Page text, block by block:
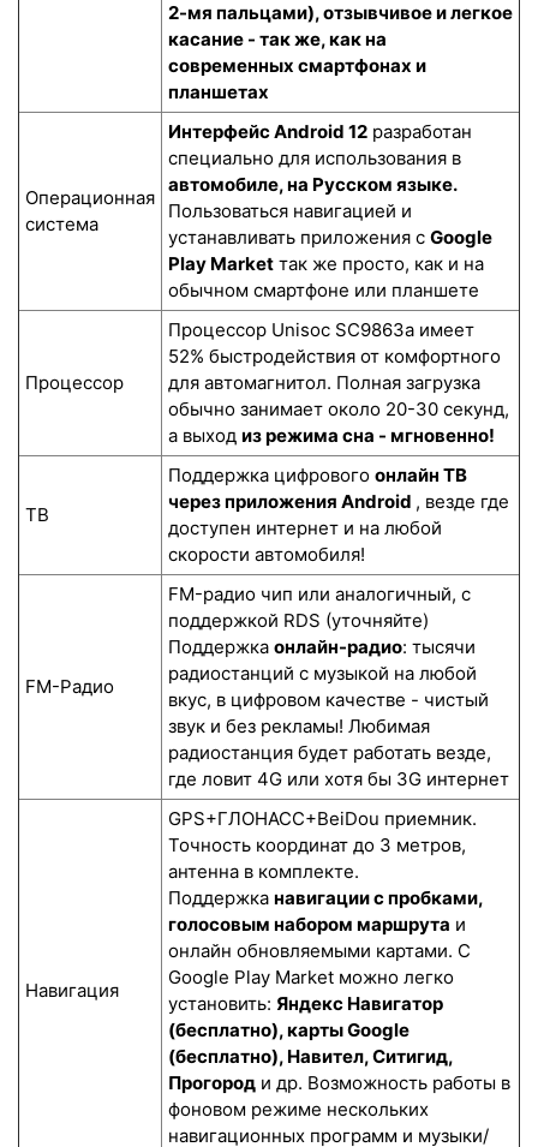
2-мя пальцами), отзывчивое и легкое
касание - так же, как на
современных смартфонах и
планшетах
Операционная
система
Интерфейс Android 12 разработан
специально для использования в
автомобиле, на Русском языке.
Пользоваться навигацией и
устанавливать приложения с Google
Play Market так же просто, как и на
обычном смартфоне или планшете
Процессор
Процессор Unisoc SC9863a имеет
52% быстродействия от комфортного
для автомагнитол. Полная загрузка
обычно занимает около 20-30 секунд,
а выход из режима сна - мгновенно!
ТВ
Поддержка цифрового онлайн ТВ
через приложения Android , везде где
доступен интернет и на любой
скорости автомобиля!
FM-Радио
FM-радио чип или аналогичный, с
поддержкой RDS (уточняйте)
Поддержка онлайн-радио: тысячи
радиостанций с музыкой на любой
вкус, в цифровом качестве - чистый
звук и без рекламы! Любимая
радиостанция будет работать везде,
где ловит 4G или хотя бы 3G интернет
Навигация
GPS+ГЛОНАСС+BeiDou приемник.
Точность координат до 3 метров,
антенна в комплекте.
Поддержка навигации с пробками,
голосовым набором маршрута и
онлайн обновляемыми картами. С
Google Play Market можно легко
установить: Яндекс Навигатор
(бесплатно), карты Google
(бесплатно), Навител, Ситигид,
Прогород и др. Возможность работы в
фоновом режиме нескольких
навигационных программ и музыки/